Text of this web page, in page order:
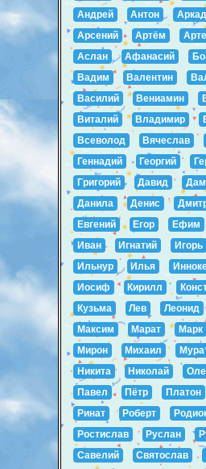
Андрей
Антон
Арсений
Артём
Аслан
Афанасий
Вадим
Валентин
Василий
Вениамин
Виталий
Владимир
Всеволод
Вячеслав
Геннадий
Георгий
Григорий
Давид
Данила
Денис
Евгений
Егор Ефим
Иван
Игнатий Игорь
Ильнур
Илья
Иосиф
Кирилл
Кузьма
Лев Леонид
Максим
Марат Марк
Мирон
Михаил
Никита
Николай
Павел
Пётр Платон
Ринат
Роберт
Ростислав
Руслан
Савелий
Святослав